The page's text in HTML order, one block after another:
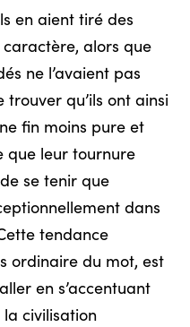
en aient tiré des
alors que
ne l’avaient pas
qu’ils ont ainsi
fin moins pure et
que leur tournure
se tenir que
dans
tendance
ordinaire du mot, est
en s’accentuant
civilisation